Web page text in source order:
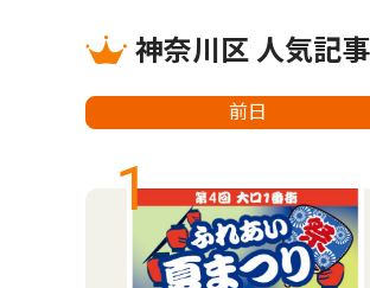
神奈川区 人気記
前日
1